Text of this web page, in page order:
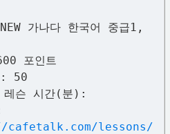
가나다 한국어 중급1,
포인트
50
레슨 시간(분):
lessons/